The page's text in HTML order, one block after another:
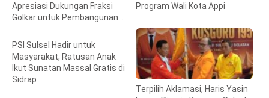
Apresiasi Dukungan Fraksi
Golkar untuk Pembangunan
Program Wali Kota Appi
PSI Sulsel Hadir untuk
Masyarakat, Ratusan Anak
Ikut Sunatan Massal Gratis di
Sidrap
Terpilih Aklamasi, Haris Yasin